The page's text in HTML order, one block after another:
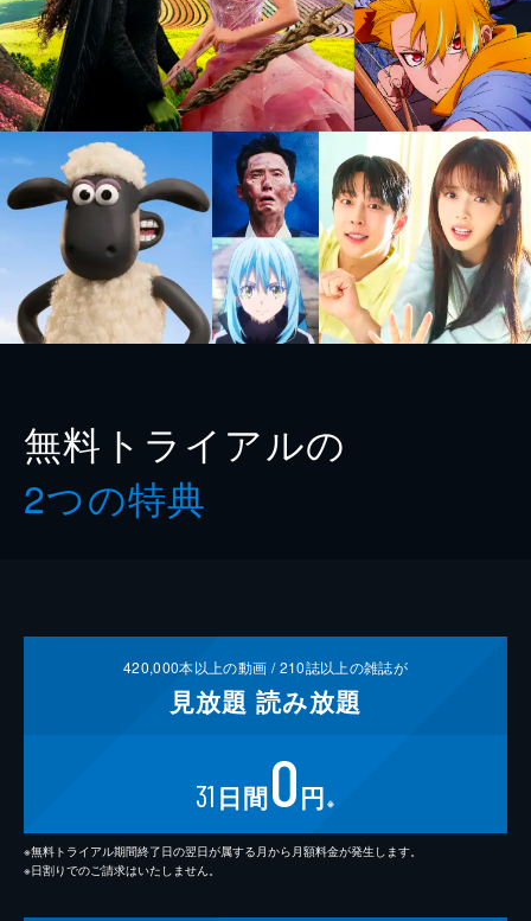
無料トライアルの
2つの特典
420,000本以上の動画 /210誌以上の雑誌が
見放題 読み放題
31 日間0円 ※
※無料トライアル期間終了日の翌日が属する月から月額料金が発生します。
※日割りでのご請求はいたしません。